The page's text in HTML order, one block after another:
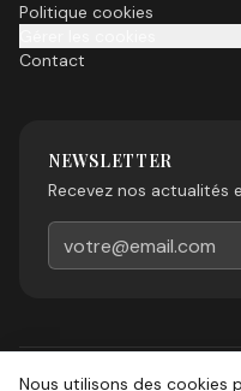
Politique cookies
Contact
NEWSLETTER
Recevez nos actualités
Nous utilisons des cookies